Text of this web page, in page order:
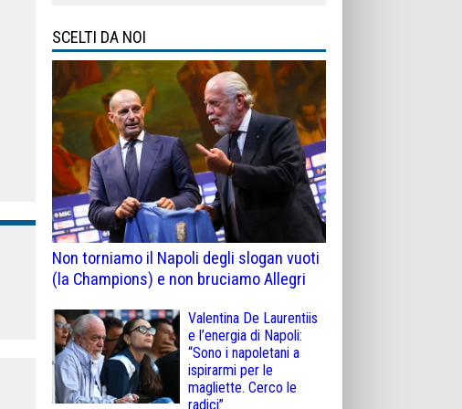
SCELTI DA NOI
Non torniamo il Napoli degli slogan vuoti
(la Champions) e non bruciamo Allegri
Valentina De Laurentiis
e l’energia di Napoli:
“Sono i napoletani a
ispirarmi per le
magliette. Cerco le
radici”